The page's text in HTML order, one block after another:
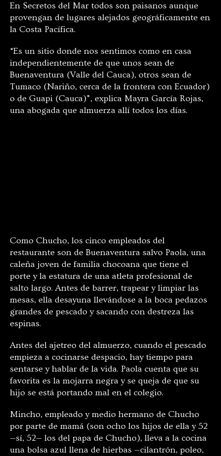
En Secretos del Mar todos son paisanos aunque
provengan de lugares alejados geográficamente en
la Costa Pacífica.
“Es un sitio donde nos sentimos como en casa
independientemente de que unos sean de
Buenaventura (Valle del Cauca), otros sean de
Tumaco (Nariño, cerca de la frontera con Ecuador)
o de Guapi (Cauca)”, explica Mayra García Rojas,
una abogada que almuerza allí todos los días.
Como Chucho, los cinco empleados del
restaurante son de Buenaventura salvo Paola, una
caleña joven de familia chocoana que tiene el
porte y la estatura de una atleta profesional de
salto largo. Antes de barrer, trapear y limpiar las
mesas, ella desayuna llevándose a la boca pedazos
grandes de pescado y sacando con destreza las
espinas.
Antes del ajetreo del almuerzo, cuando el pescado
empieza a cocinarse despacio, hay tiempo para
sentarse y hablar de la vida. Paola cuenta que su
favorita es la mojarra negra y se queja de que su
hijo se está portando mal en el colegio.
Mincho, empleado y medio hermano de Chucho
por parte de mamá (son ocho los hijos de ella y 52
—sí, 52— los del papa de Chucho), lleva a la cocina
una bolsa azul llena de hierbas —cilantrón, poleo,